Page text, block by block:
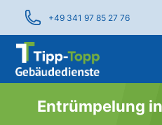
+49 341 97 85 27 76
Entrümpelung